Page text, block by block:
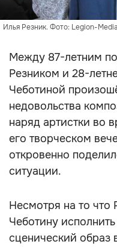
Илья Резник. Фото: Legion-Media
Между 87-летним
Резником и 28-
Чеботиной
недовольства
наряд артистки во
его творческом
откровенно
ситуации.
Несмотря на то что
Чеботину
сценический образ